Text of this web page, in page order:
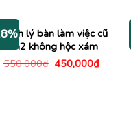
lý bàn làm việc cũ
1m2 không hộc xám
550,000₫ Giá
450,000₫Giá